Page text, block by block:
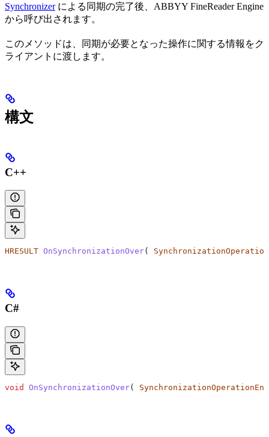
Synchronizerによる同期の完了後、ABBYY FineReader Engine
から呼び出されます。
このメソッドは、同期が必要となった操作に関する情報をク
ライアントに渡します。
構文
C++
HRESULT OnSynchronizationOver(
C#
void OnSynchronizationOver(